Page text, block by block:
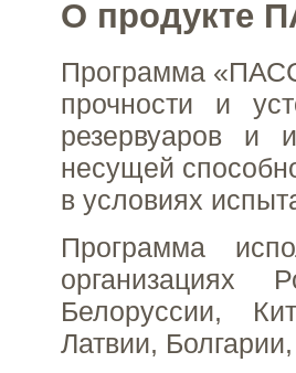
О продукте
Программа
прочности и
резервуаров и
несущей
в условиях
Программа
организациях
Белоруссии,
Латвии,